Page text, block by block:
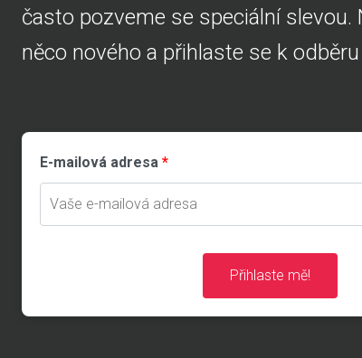
často pozveme se speciální
něco nového a přihlaste se k
E-mailová adresa
Přihlaste mě!